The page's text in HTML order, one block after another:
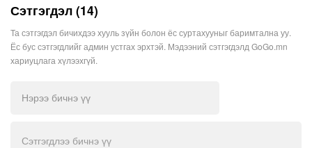
Сэтгэгдэл (14)
Та сэтгэгдэл бичихдээ хууль зүйн болон ёс суртахууныг баримтална уу.
Ёс бус сэтгэгдлийг админ устгах эрхтэй. Мэдээний сэтгэгдэлд GoGo.mn
хариуцлага хүлээхгүй.